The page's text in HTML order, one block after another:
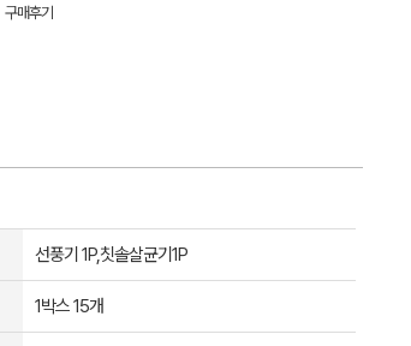
구매후기
선풍기 1P,칫솔살균기1P
1박스 15개